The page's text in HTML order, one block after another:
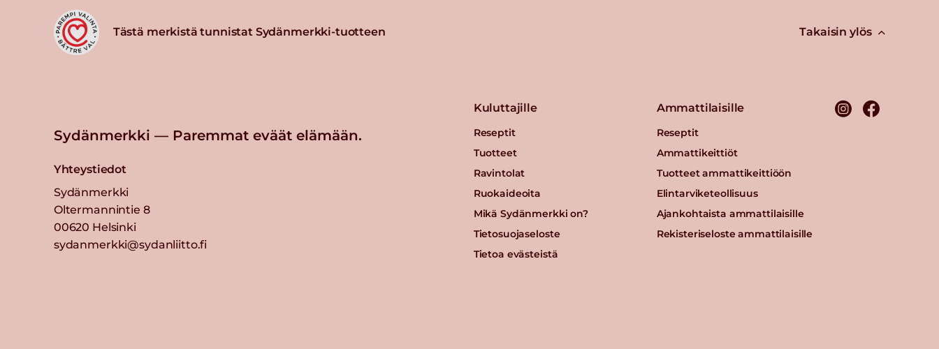
Tästä merkistä tunnistat Sydänmerkki-tuotteen Takaisin ylös
Sydänmerkki — Paremmat eväät elämään.
Yhteystiedot
Sydänmerkki
Oltermannintie 8
00620 Helsinki
sydanmerkki@sydanliitto.fi
Kuluttajille
Reseptit
Tuotteet
Ravintolat
Ruokaideoita
Mikä Sydänmerkki on?
Tietosuojaseloste
Tietoa evästeistä
Ammattilaisille
Reseptit
Ammattikeittiöt
Tuotteet ammattikeittiöön
Elintarviketeollisuus
Ajankohtaista ammattilaisille
Rekisteriseloste ammattilaisille